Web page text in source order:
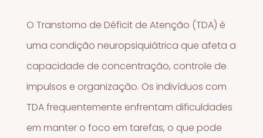
O Transtorno de Déficit de Atenção (TDA) é
uma condição neuropsiquiátrica que afeta a
capacidade de concentração, controle de
impulsos e organização. Os indivíduos com
TDA frequentemente enfrentam dificuldades
em manter o foco em tarefas, o que pode